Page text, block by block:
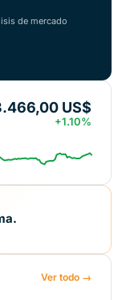
de mercado
US$
+1.10%
Ver todo →